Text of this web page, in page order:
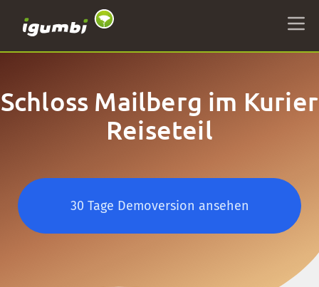
Schloss Mailberg im Kurier
Reiseteil
30 Tage Demoversion ansehen